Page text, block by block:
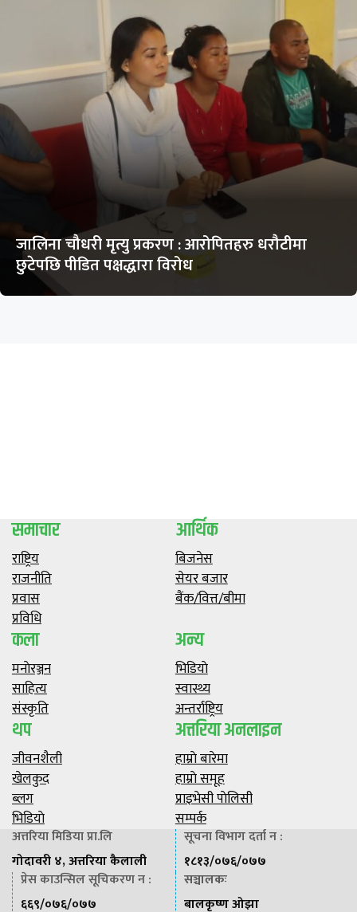
जालिना चौधरी मृत्यु प्रकरण : आरोपितहरु धरौटीमा
छुटेपछि पीडित पक्षद्धारा विरोध
समाचार
राष्ट्रिय
राजनीति
प्रवास
प्रविधि
आर्थिक
बिजनेस
सेयर बजार
बैंक/वित्त/बीमा
कला
मनाेरञ्जन
साहित्य
संस्कृति
अन्य
भिडियाे
स्वास्थ्य
अन्तर्राष्ट्रिय
थप
जीवनशैली
खेलकुद
ब्लग
भिडियाे
अत्तरिया अनलाइन
हाम्राे बारेमा
हाम्राे समूह
प्राइभेसी पाेलिसी
सम्पर्क
अत्तरिया मिडिया प्रा.लि
गोदावरी ४, अत्तरिया कैलाली
सूचना विभाग दर्ता न :
१८१३/०७६/०७७
प्रेस काउन्सिल सूचिकरण न :
६६९/०७६/०७७
सञ्चालकः
बालकृष्ण ओझा